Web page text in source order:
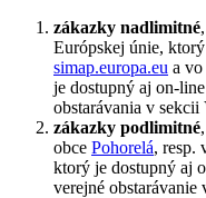
zákazky nadlimitné
Európskej únie,
simap.europa.eu a vo
je dostupný aj on-
obstarávania v sekcii
zákazky podlimitné
obce Pohorelá, resp.
ktorý je dostupný aj
verejné obstarávanie